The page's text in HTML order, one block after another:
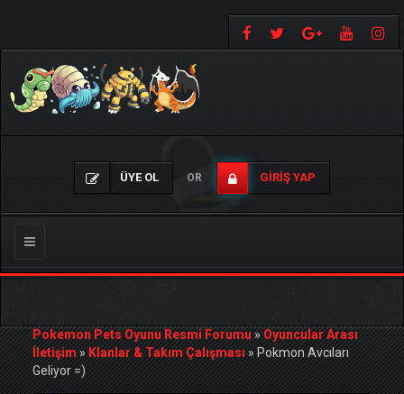
ÜYE OL OR GIRIŞ YAP
Gezinmeyi
Değiştir
Pokemon Pets Oyunu Resmi Forumu»Oyuncular Arası
İletişim»Klanlar & Takım Çalışması»Pokmon Avcıları
Geliyor =)